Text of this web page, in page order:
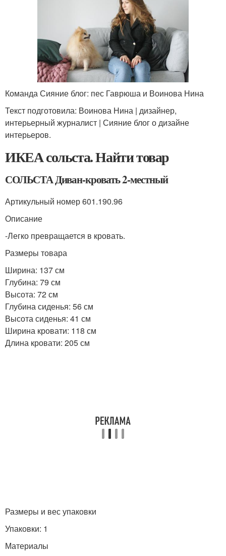
Команда Сияние блог: пес Гаврюша и Воинова Нина
Текст подготовила: Воинова Нина | дизайнер,
интерьерный журналист | Сияние блог о дизайне
интерьеров.
ИКЕА сольста. Найти товар
СОЛЬСТА Диван-кровать 2-местный
Артикульный номер 601.190.96
Описание
-Легко превращается в кровать.
Размеры товара
Ширина: 137 см
Глубина: 79 см
Высота: 72 см
Глубина сиденья: 56 см
Высота сиденья: 41 см
Ширина кровати: 118 см
Длина кровати: 205 см
Размеры и вес упаковки
Упаковки: 1
Материалы